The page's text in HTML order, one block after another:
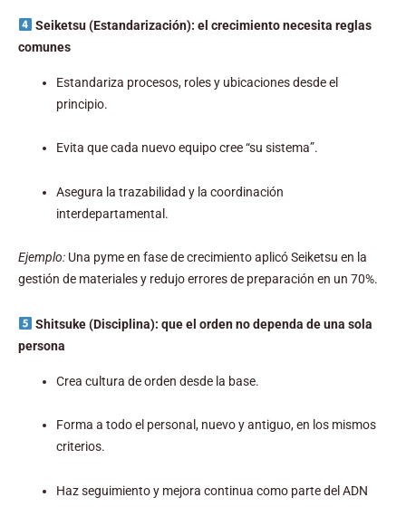
Seiketsu (Estandarización): el crecimiento necesita reglas
comunes
Estandariza procesos, roles y ubicaciones desde el
principio.
Evita que cada nuevo equipo cree “su sistema”.
Asegura la trazabilidad y la coordinación
interdepartamental.
Ejemplo: Una pyme en fase de crecimiento aplicó Seiketsu en la
gestión de materiales y redujo errores de preparación en un 70%.
Shitsuke (Disciplina): que el orden no dependa de una sola
persona
Crea cultura de orden desde la base.
Forma a todo el personal, nuevo y antiguo, en los mismos
criterios.
Haz seguimiento y mejora continua como parte del ADN